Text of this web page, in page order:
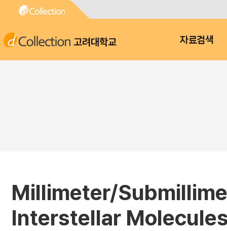
고려대학교 자료검색
Millimeter/
Interstellar